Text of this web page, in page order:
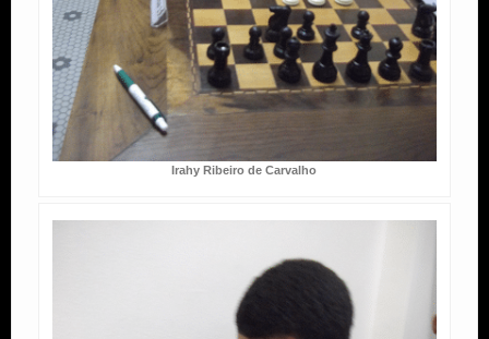
Irahy Ribeiro de Carvalho